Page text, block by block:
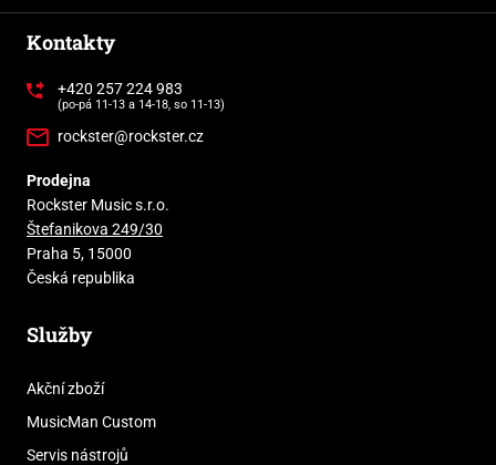
Kontakty
+420 257 224 983
(po-pá 11-13 a 14-18, so 11-13)
rockster@rockster.cz
Prodejna
Rockster Music s.r.o.
Štefanikova 249/30
Praha 5, 15000
Česká republika
Služby
Akční zboží
MusicMan Custom
Servis nástrojů